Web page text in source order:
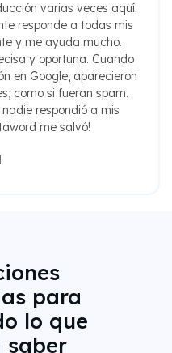
varias veces aquí.
responde a todas mis
y me ayuda mucho.
y oportuna. Cuando
en Google, aparecieron
como si fueran spam.
respondió a mis
me salvó!
para
lo que
saber